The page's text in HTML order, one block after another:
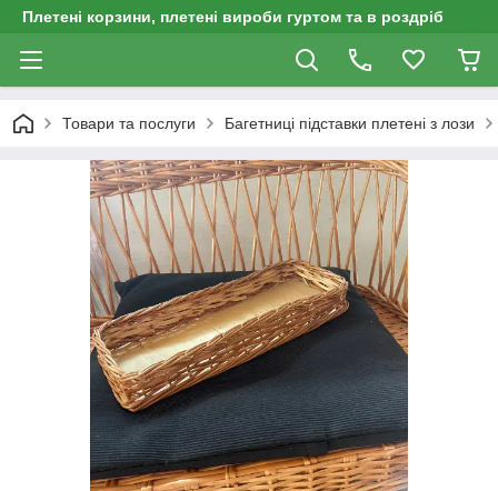
Плетені корзини, плетені вироби гуртом та в роздріб
Товари та послуги Багетниці підставки плетені з лози